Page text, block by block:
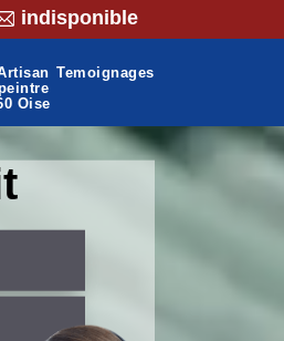
indisponible
Oise
Temoignages